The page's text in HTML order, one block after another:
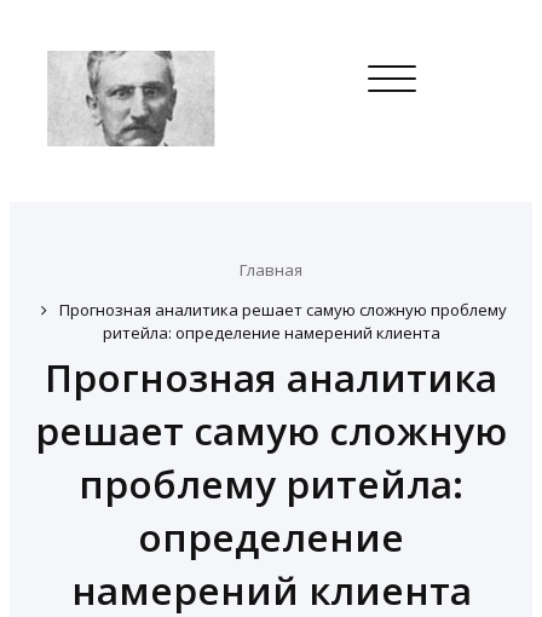
Toggle
navigation
Главная
Прогнозная аналитика решает самую сложную проблему
ритейла: определение намерений клиента
Прогнозная аналитика
решает самую сложную
проблему ритейла:
определение
намерений клиента